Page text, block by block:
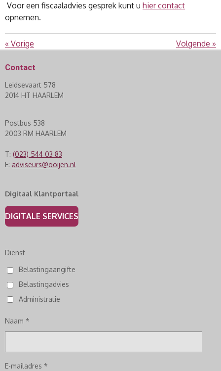
Voor een fiscaaladvies gesprek kunt u hier contact
opnemen.
« Vorige Volgende »
Contact
Leidsevaart 578
2014 HT HAARLEM
Postbus 538
2003 RM HAARLEM
T: (023) 544 03 83
E: adviseurs@ooijen.nl
Digitaal Klantportaal
DIGITALE SERVICES
Dienst
Belastingaangifte
Belastingadvies
Administratie
Naam *
E-mailadres *